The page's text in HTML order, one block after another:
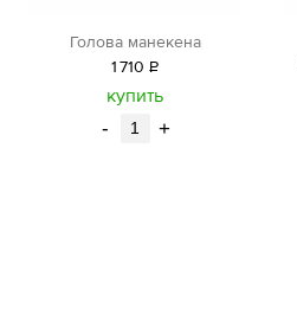
Голова манекена
1710 Р
уб.
купить
- +